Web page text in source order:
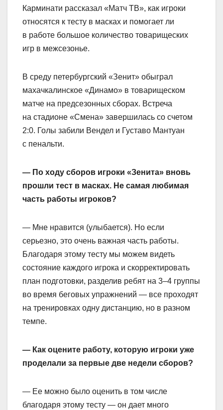
Карминати рассказал «Матч ТВ», как игроки
относятся к тесту в масках и помогает ли
в работе большое количество товарищеских
игр в межсезонье.
В среду петербургский «Зенит» обыграл
махачкалинское «Динамо» в товарищеском
матче на предсезонных сборах. Встреча
на стадионе «Смена» завершилась со счетом
2:0. Голы забили Вендел и Густаво Мантуан
с пенальти.
— По ходу сборов игроки «Зенита» вновь
прошли тест в масках. Не самая любимая
часть работы игроков?
— Мне нравится (улыбается). Но если
серьезно, это очень важная часть работы.
Благодаря этому тесту мы можем видеть
состояние каждого игрока и скорректировать
план подготовки, разделив ребят на 3–4 группы
во время беговых упражнений — все проходят
на тренировках одну дистанцию, но в разном
темпе.
— Как оцените работу, которую игроки уже
проделали за первые две недели сборов?
— Ее можно было оценить в том числе
благодаря этому тесту — он дает много